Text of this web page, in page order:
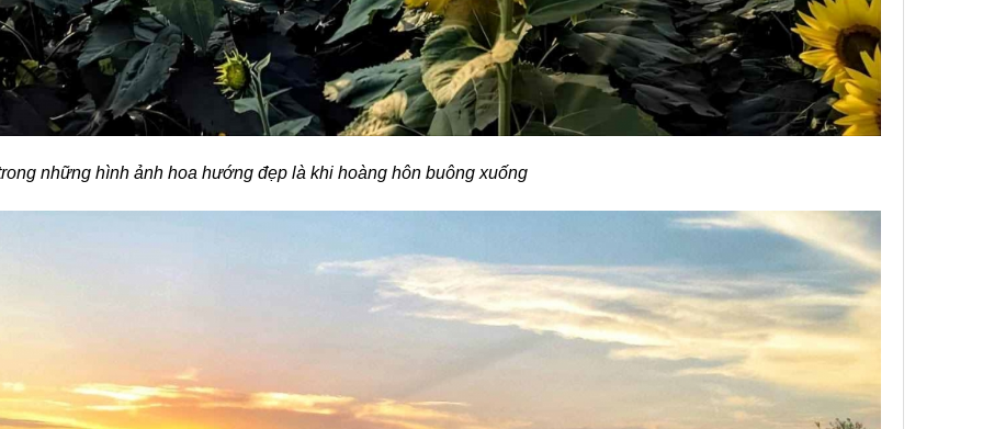
những hình ảnh hoa hướng đẹp là khi hoàng hôn buông xuống